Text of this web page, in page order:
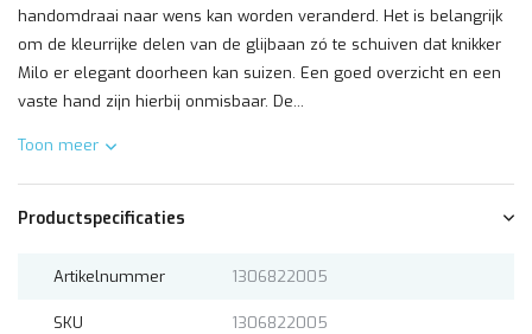
handomdraai naar wens kan worden veranderd. Het is belangrijk
om de kleurrijke delen van de glijbaan zó te schuiven dat knikker
Milo er elegant doorheen kan suizen. Een goed overzicht en een
vaste hand zijn hierbij onmisbaar. De...
Toon meer
Productspecificaties
Artikelnummer 1306822005
SKU 1306822005